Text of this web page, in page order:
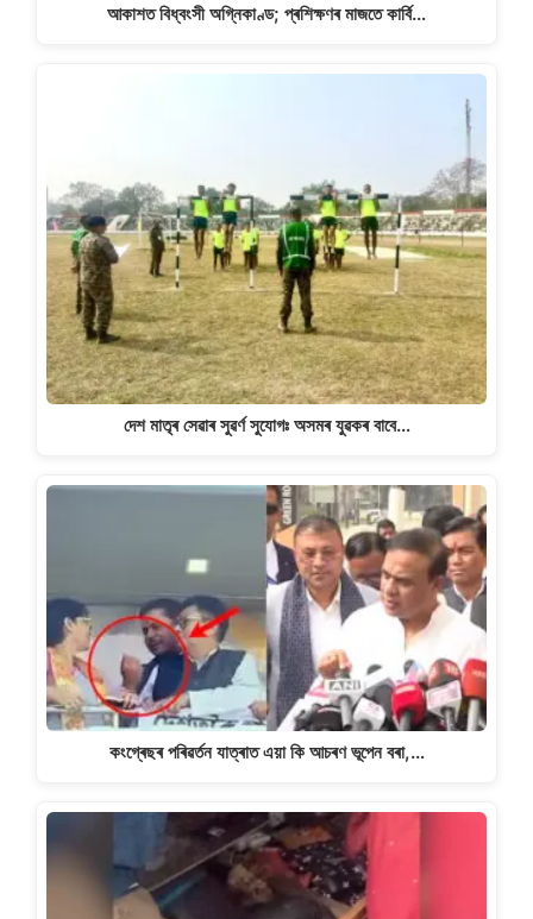
আকাশত বিধ্বংসী অগ্নিকাণ্ড; প্ৰশিক্ষণৰ মাজতে কাৰ্বি…
দেশ মাতৃৰ সেৱাৰ সুৱৰ্ণ সুযোগঃ অসমৰ যুৱকৰ বাবে…
কংগ্ৰেছৰ পৰিৱৰ্তন যাত্ৰাত এয়া কি আচৰণ ভূপেন বৰা,…